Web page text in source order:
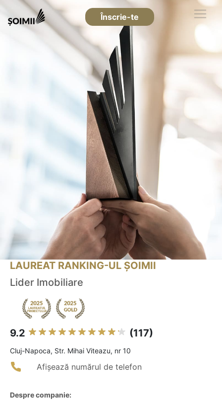
Înscrie-te
LAUREAT RANKING-UL ȘOIMII
Lider Imobiliare
9.2 (117)
Cluj-Napoca, Str. Mihai Viteazu, nr 10
Afișează numărul de telefon
Despre companie: